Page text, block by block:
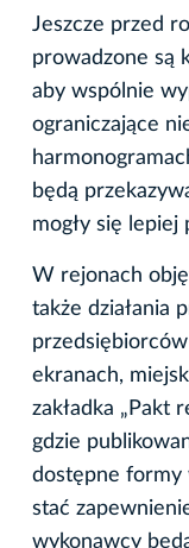
Jeszcze przed
prowadzone są
aby wspólnie
ograniczające
będą
mogły się lepiej
W rejonach
także działania
ekranach,
zakładka „Pakt
gdzie
dostępne formy
stać
wykonawcy